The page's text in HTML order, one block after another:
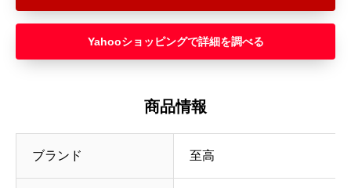
Yahooショッピング
商品情報
ブランド 至高